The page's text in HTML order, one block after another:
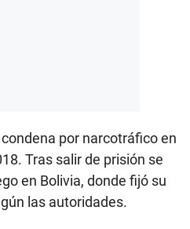
por narcotráfico en
Tras salir de prisión se
en Bolivia, donde fijó su
las autoridades.